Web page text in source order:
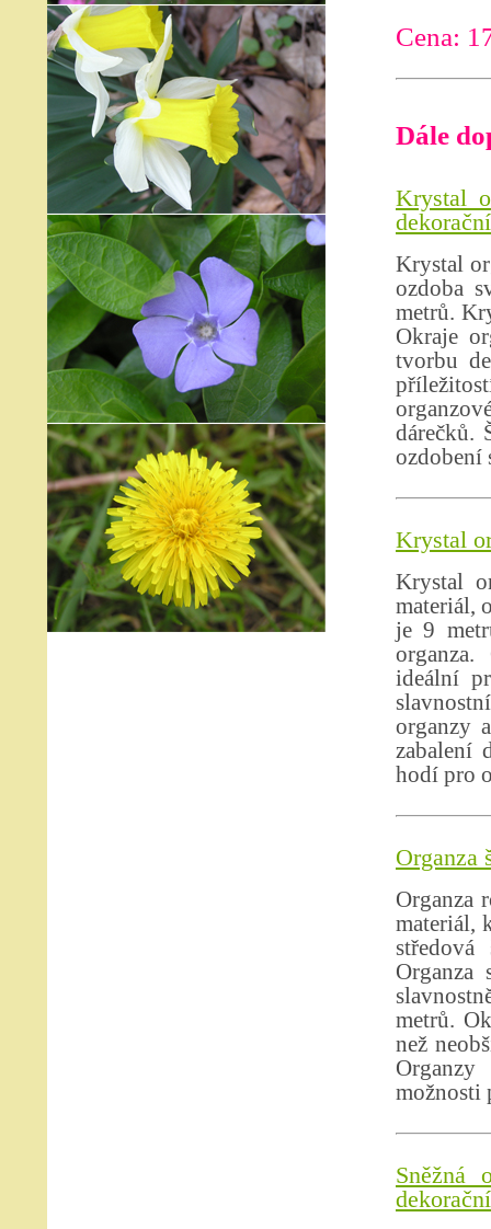
Cena:
Dále
Krystal
Krystal
ozdoba
metrů.
Okraje
tvorbu
dárečků.
ozdobení
Krystal
Krystal
materiál,
je 9
ideální
organzy
zabalení
hodí pro
Organza
Organza
materiál,
Organza
metrů.
než
možnosti
Sněžná